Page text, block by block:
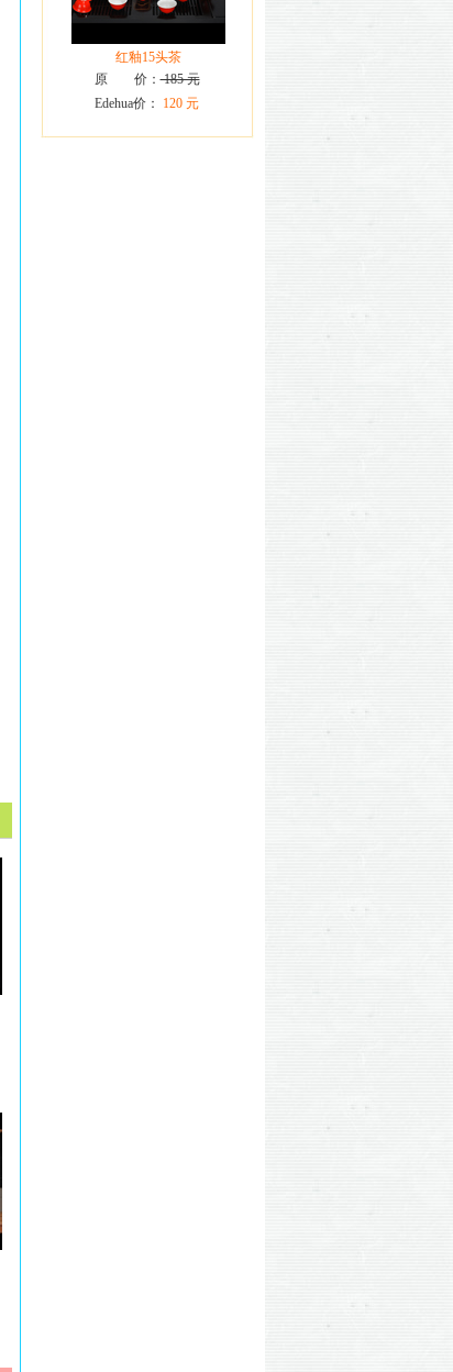
红釉15头茶
原 价：185 元
Edehua价：
120 元